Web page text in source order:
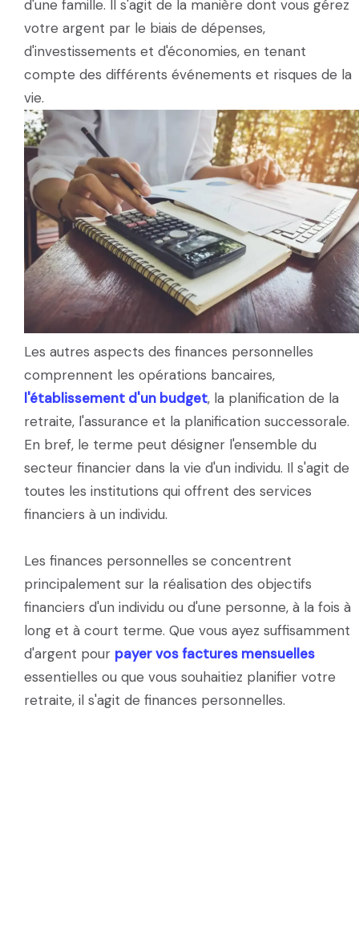
d'une famille. Il s'agit de la manière dont vous gérez
votre argent par le biais de dépenses,
d'investissements et d'économies, en tenant
compte des différents événements et risques de la
vie.
Les autres aspects des finances personnelles
comprennent les opérations bancaires,
l'établissement d'un budget, la planification de la
retraite, l'assurance et la planification successorale.
En bref, le terme peut désigner l'ensemble du
secteur financier dans la vie d'un individu. Il s'agit de
toutes les institutions qui offrent des services
financiers à un individu.
Les finances personnelles se concentrent
principalement sur la réalisation des objectifs
financiers d'un individu ou d'une personne, à la fois à
long et à court terme. Que vous ayez suffisamment
d'argent pour payer vos factures mensuelles
essentielles ou que vous souhaitiez planifier votre
retraite, il s'agit de finances personnelles.